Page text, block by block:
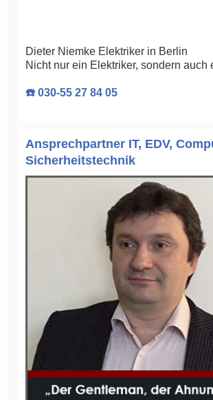
Dieter Niemke Elektriker in Berlin
Nicht nur ein Elektriker, sondern auch
☎️ 030-55 27 84 05
Ansprechpartner IT, EDV,
Sicherheitstechnik